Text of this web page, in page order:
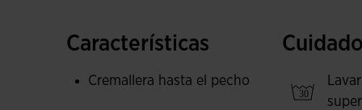
Se ha confeccionado con un tejido suave y
temperaturas. Todo ello, hace que sea una
ninguna de tus actividades deportivas.
Características
Cremallera hasta el pecho